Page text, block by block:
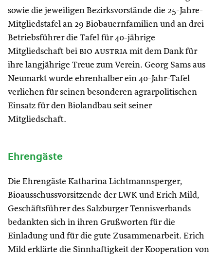
sowie die jeweiligen Bezirksvorstände die 25-Jahre-
Mitgliedstafel an 29 Biobauernfamilien und an drei
Betriebsführer die Tafel für 40-jährige
Mitgliedschaft bei bio austria mit dem Dank für
ihre langjährige Treue zum Verein. Georg Sams aus
Neumarkt wurde ehrenhalber ein 40-Jahr-Tafel
verliehen für seinen besonderen agrarpolitischen
Einsatz für den Biolandbau seit seiner
Mitgliedschaft.
Ehrengäste
Die Ehrengäste Katharina Lichtmannsperger,
Bioausschussvorsitzende der LWK und Erich Mild,
Geschäftsführer des Salzburger Tennisverbands
bedankten sich in ihren Grußworten für die
Einladung und für die gute Zusammenarbeit. Erich
Mild erklärte die Sinnhaftigkeit der Kooperation von